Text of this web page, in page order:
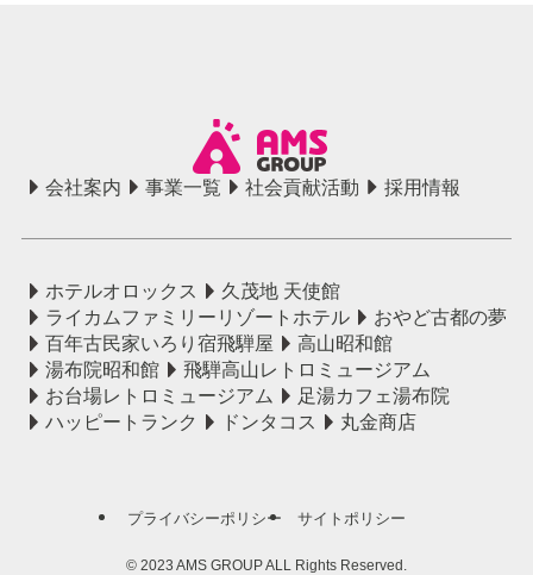
会社案内 事業一覧 社会貢献活動 採用情報
ホテルオロックス
久茂地 天使館
ライカムファミリーリゾートホテル
おやど古都の夢
百年古民家いろり宿飛騨屋
高山昭和館
湯布院昭和館
飛騨高山レトロミュージアム
お台場レトロミュージアム
足湯カフェ湯布院
ハッピートランク
ドンタコス 丸金商店
プライバシーポリシー サイトポリシー
© 2023 AMS GROUP ALL Rights Reserved.